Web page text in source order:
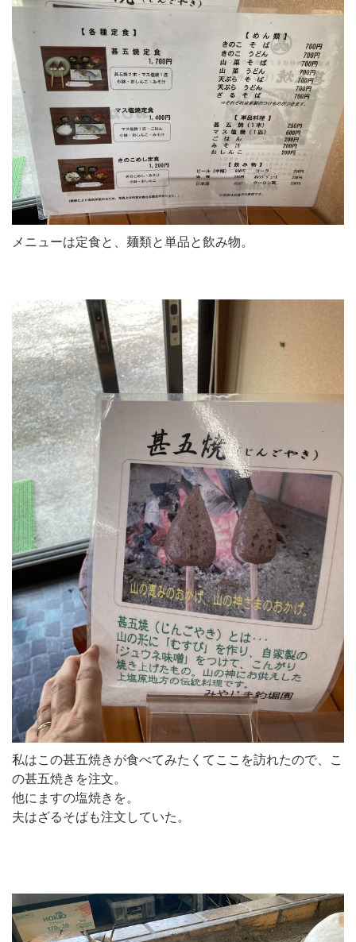
メニューは定食と、麺類と単品と飲み物。
私はこの甚五焼きが食べてみたくてここを訪れたので、こ
の甚五焼きを注文。
他にますの塩焼きを。
夫はざるそばも注文していた。